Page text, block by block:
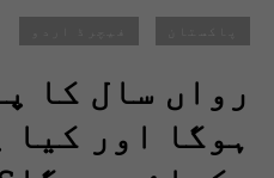
رواں سال کا
ہوگا اور کیا